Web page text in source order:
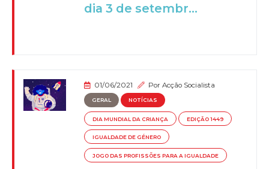
dia 3 de setembr...
01/06/2021 PorAcção Socialista
GERAL NOTÍCIAS
DIA MUNDIAL DA CRIANÇA EDIÇÃO 1449
IGUALDADE DE GÉNERO
JOGO DAS PROFISSÕES PARA A IGUALDADE